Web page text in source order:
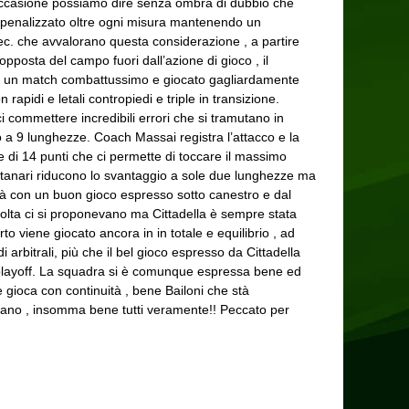
possiamo dire senza ombra di dubbio che
oltre ogni misura mantenendo un
che avvalorano questa considerazione , a partire
del campo fuori dall’azione di gioco , il
match combattussimo e giocato gagliardamente
rapidi e letali contropiedi e triple in transizione.
commettere incredibili errori che si tramutano in
9 lunghezze. Coach Massai registra l’attacco e la
14 punti che ci permette di toccare il massimo
riducono lo svantaggio a sole due lunghezze ma
con un buon gioco espresso sotto canestro e dal
ci si proponevano ma Cittadella è sempre stata
viene giocato ancora in in totale e equilibrio , ad
arbitrali, più che il bel gioco espresso da Cittadella
La squadra si è comunque espressa bene ed
con continuità , bene Bailoni che stà
, insomma bene tutti veramente!! Peccato per